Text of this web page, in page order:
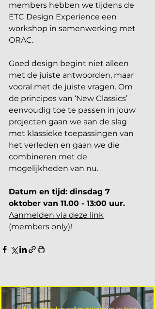
members hebben we tijdens de
ETC Design Experience een
workshop in samenwerking met
ORAC.
Goed design begint niet alleen
met de juiste antwoorden, maar
vooral met de juiste vragen. Om
de principes van ‘New Classics’
eenvoudig toe te passen in jouw
projecten gaan we aan de slag
met klassieke toepassingen van
het verleden en gaan we die
combineren met de
mogelijkheden van nu.
Datum en tijd: dinsdag 7
oktober van 11.00 - 13:00 uur.
Aanmelden via deze link
(members only)!